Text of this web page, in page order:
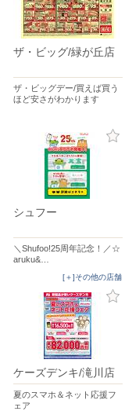
ザ・ビッグ/緑が丘店
ザ・ビッグデー/買えば買う
ほど安さがわかります
シュフー
＼Shufoo!25周年記念！／☆
aruku&…
[＋]その他の店舗
ケーズデンキ/滝川店
夏のスマホ＆ネット応援フ
ェア